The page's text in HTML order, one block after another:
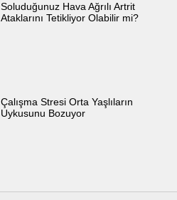
Soluduğunuz Hava Ağrılı Artrit
Ataklarını Tetikliyor Olabilir mi?
Çalışma Stresi Orta Yaşlıların
Uykusunu Bozuyor